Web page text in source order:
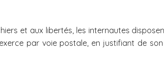
et aux libertés, les internautes
par voie postale, en justifiant de son